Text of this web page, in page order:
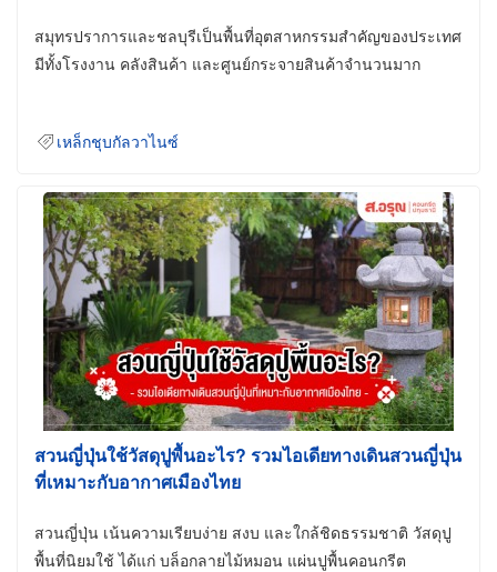
สมุทรปราการและชลบุรีเป็นพื้นที่อุตสาหกรรมสำคัญของประเทศ
มีทั้งโรงงาน คลังสินค้า และศูนย์กระจายสินค้าจำนวนมาก
เหล็กชุบกัลวาไนซ์
สวนญี่ปุ่นใช้วัสดุปูพื้นอะไร? รวมไอเดียทางเดินสวนญี่ปุ่น
ที่เหมาะกับอากาศเมืองไทย
สวนญี่ปุ่น เน้นความเรียบง่าย สงบ และใกล้ชิดธรรมชาติ วัสดุปู
พื้นที่นิยมใช้ ได้แก่ บล็อกลายไม้หมอน แผ่นปูพื้นคอนกรีต